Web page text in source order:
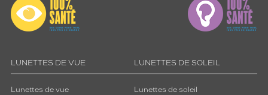
Genre
monture
LUNETTES DE VUE
Lunettes de vue
LUNETTES DE SOLEIL
Lunettes de soleil